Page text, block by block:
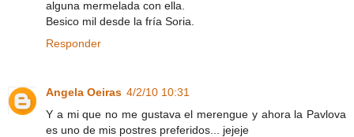
alguna mermelada con ella.
Besico mil desde la fría Soria.
Responder
Angela Oeiras 4/2/10 10:31
Y a mi que no me gustava el merengue y ahora la Pavlova
es uno de mis postres preferidos... jejeje